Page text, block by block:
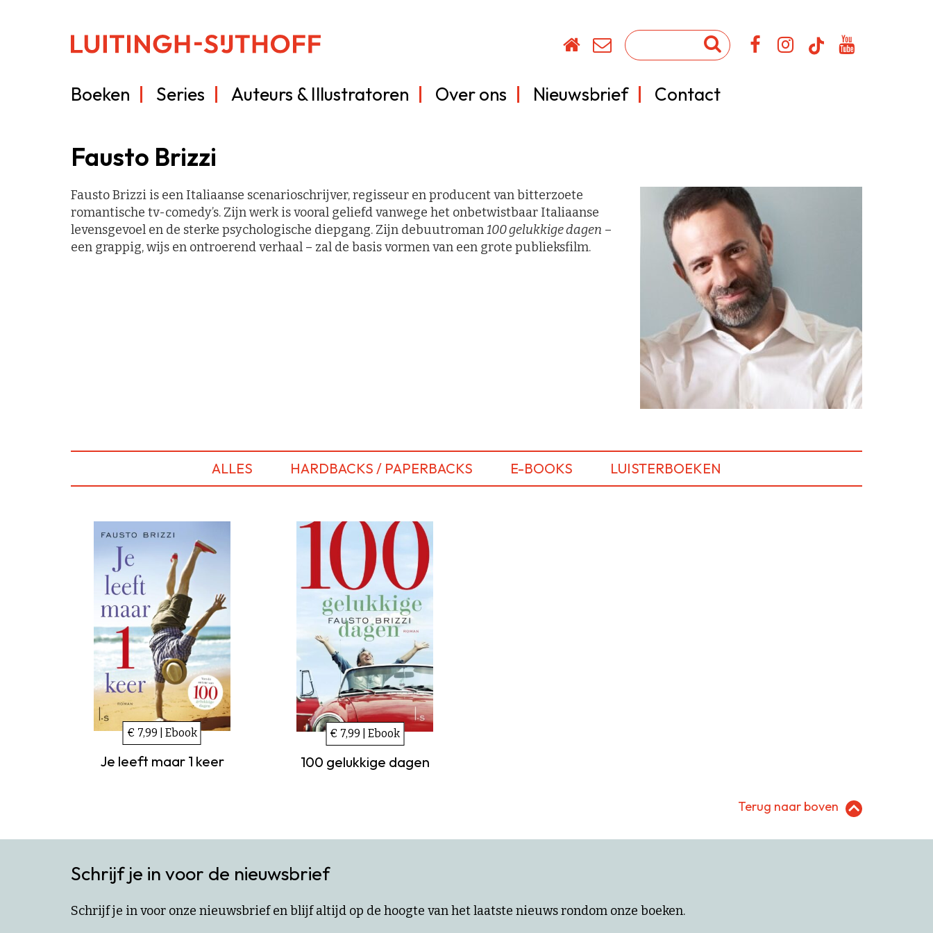
Boeken Series Auteurs & Illustratoren Over ons Nieuwsbrief Contact
Fausto Brizzi
Fausto Brizzi is een Italiaanse scenarioschrijver, regisseur en producent van bitterzoete
romantische tv-comedy’s. Zijn werk is vooral geliefd vanwege het onbetwistbaar Italiaanse
levensgevoel en de sterke psychologische diepgang. Zijn debuutroman100 gelukkige dagen –
een grappig, wijs en ontroerend verhaal – zal de basis vormen van een grote publieksfilm.
ALLES HARDBACKS / PAPERBACKS E-BOOKS LUISTERBOEKEN
€ 7,99 | Ebook
Je leeft maar 1 keer
€ 7,99 | Ebook
100 gelukkige dagen
Terug naar boven
Schrijf je in voor de nieuwsbrief
Schrijf je in voor onze nieuwsbrief en blijf altijd op de hoogte van het laatste nieuws rondom onze boeken.